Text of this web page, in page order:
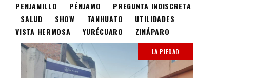
PENJAMILLO
PÉNJAMO
PREGUNTA INDISCRETA
SALUD
SHOW TANHUATO
UTILIDADES
VISTA HERMOSA
YURÉCUARO ZINÁPARO
LA PIEDAD